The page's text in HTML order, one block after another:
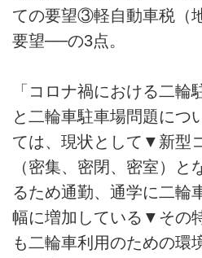
ての要望③軽自動車税（
要望──の3点。
「コロナ禍における二輪
と二輪車駐車場問題につ
ては、現状として▼新型
（密集、密閉、密室）と
るため通勤、通学に二輪
幅に増加している▼その
も二輪車利用のための環